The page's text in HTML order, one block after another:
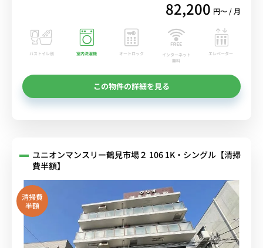
82,200 円〜 / 月
バストイレ別 室内洗濯機 オートロック
インターネット
無料
エレベーター
この物件の詳細を見る
ユニオンマンスリー鶴見市場２ 106 1K・シングル【清掃
費半額】
清掃費
半額